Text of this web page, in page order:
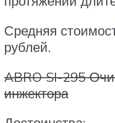
Средняя
рублей.
ABRO SI-295
инжектора